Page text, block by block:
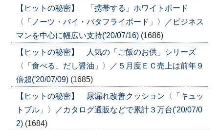
【ヒットの秘密】 「携帯する」ホワイトボード
〈「ノーツ・バイ・バタフライボード」〉／ビジネス
マンを中心に幅広い支持('20/07/16) (1686)
【ヒットの秘密】 人気の「ご飯のお供」シリーズ
〈「食べる、だし醤油」〉／５月度ＥＣ売上は前年９
倍超('20/07/09) (1685)
【ヒットの秘密】 尿漏れ改善クッション〈「キュッ
トブル」〉／カタログ通販などで累計３万台('20/07/0
2) (1684)